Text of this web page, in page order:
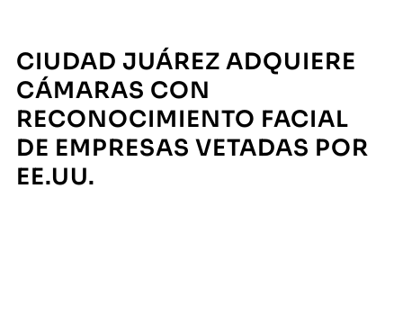
CIUDAD JUÁREZ ADQUIERE
CÁMARAS CON
RECONOCIMIENTO FACIAL
DE EMPRESAS VETADAS POR
EE.UU.